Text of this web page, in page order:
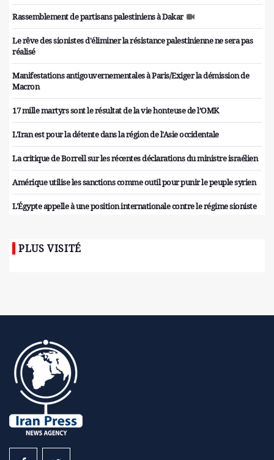
Rassemblement de partisans palestiniens à Dakar
Le rêve des sionistes d'éliminer la résistance palestinienne ne sera pas
réalisé
Manifestations antigouvernementales à Paris/Exiger la démission de
Macron
17 mille martyrs sont le résultat de la vie honteuse de l’OMK
L'Iran est pour la détente dans la région de l'Asie occidentale
La critique de Borrell sur les récentes déclarations du ministre israélien
Amérique utilise les sanctions comme outil pour punir le peuple syrien
L'Égypte appelle à une position internationale contre le régime sioniste
PLUS VISITÉ